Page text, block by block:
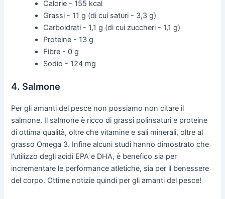
Calorie - 155 kcal
Grassi - 11 g (di cui saturi - 3,3 g)
Carboidrati - 1,1 g (di cui zuccheri - 1,1 g)
Proteine - 13 g
Fibre - 0 g
Sodio - 124 mg
4. Salmone
Per gli amanti del pesce non possiamo non citare il
salmone. Il salmone è ricco di grassi polinsaturi e proteine
di ottima qualità, oltre che vitamine e sali minerali, oltre al
grasso Omega 3. Infine alcuni studi hanno dimostrato che
l'utilizzo degli acidi EPA e DHA, è benefico sia per
incrementare le performance atletiche, sia per il benessere
del corpo. Ottime notizie quindi per gli amanti del pesce!